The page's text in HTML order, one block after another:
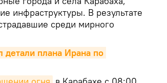
инфраструктуры. В результате
среди мирного
детали плана Ирана по